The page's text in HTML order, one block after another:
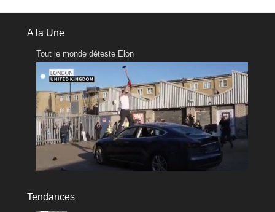
A la Une
Tout le monde déteste Elon
Tendances